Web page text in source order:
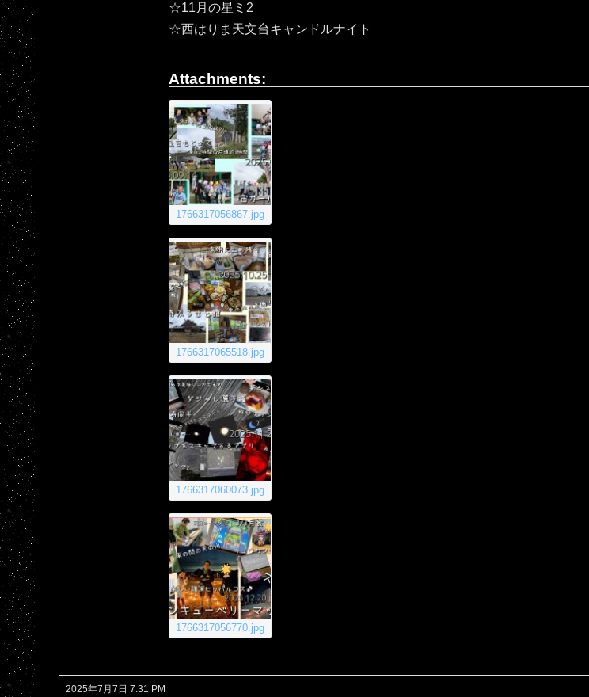
☆11月の星ミ2
☆西はりま天文台キャンドルナイト
Attachments:
1766317056867.jpg
1766317065518.jpg
1766317060073.jpg
1766317056770.jpg
2025年7月7日 7:31 PM